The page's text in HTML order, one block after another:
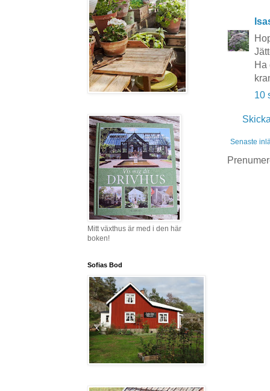
Ha
10
Senaste
Mitt växthus är med i den här
boken!
Sofias Bod